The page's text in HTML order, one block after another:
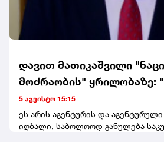
დავით მათიკაშვილი
მოძრაობის" ყრილობაზე:
ძალიან კარგად იცის, რომ
ჩვეულებრივი
პოზიორობა საკუთარი
5 აგვისტო 15:15
ეს არის აგენტურის და
იღბალი, საბოლოოდ განულება